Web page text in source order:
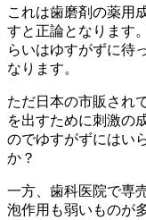
これは歯磨剤の薬用
すと正論となります
らいはゆすがずに待
なります。
ただ日本の市販され
を出すために刺激の
のでゆすがずにはい
か？
一方、歯科医院で専
泡作用も弱いものが